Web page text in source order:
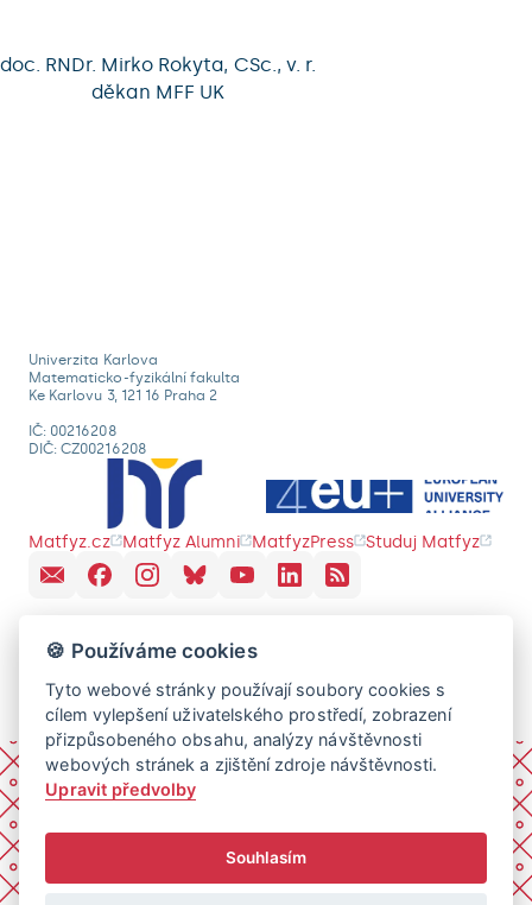
doc. RNDr. Mirko Rokyta, CSc., v. r.
děkan MFF UK
Univerzita Karlova
Matematicko-fyzikální fakulta
Ke Karlovu 3, 121 16 Praha 2
IČ: 00216208
DIČ: CZ00216208
Matfyz.cz Matfyz Alumni MatfyzPress Studuj Matfyz
🍪 Používáme cookies
Tyto webové stránky používají soubory cookies s
cílem vylepšení uživatelského prostředí, zobrazení
přizpůsobeného obsahu, analýzy návštěvnosti
webových stránek a zjištění zdroje návštěvnosti.
Upravit předvolby
Souhlasím